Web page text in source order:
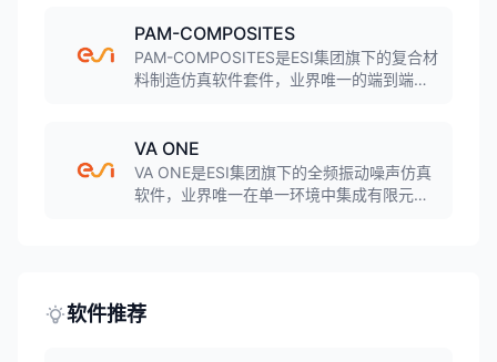
相流等多种物理场模拟，广泛应用于航空航
天、汽车、能源等领域。
PAM-COMPOSITES
PAM-COMPOSITES是ESI集团旗下的复合材
料制造仿真软件套件，业界唯一的端到端复
链，预测纤维取向、厚度分布、残余应力和
变形等制造缺陷。
VA ONE
VA ONE是ESI集团旗下的全频振动噪声仿真
软件，业界唯一在单一环境中集成有限元、
软件推荐